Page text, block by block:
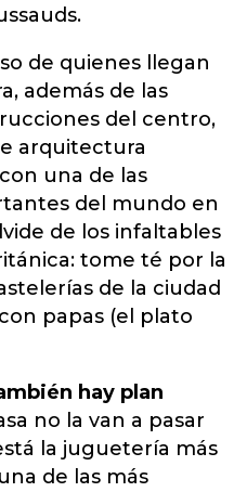
de quienes llegan
además de las
del centro,
arquitectura
una de las
del mundo en
de los infaltables
tome té por la
de la ciudad
papas (el plato
hay plan
no la van a pasar
la juguetería más
de las más